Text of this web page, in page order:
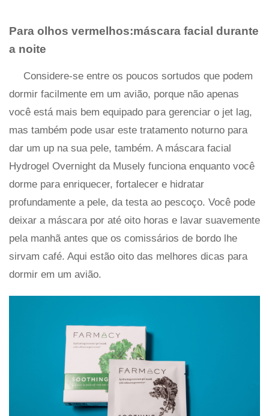
Para olhos vermelhos:máscara facial durante
a noite
Considere-se entre os poucos sortudos que podem
dormir facilmente em um avião, porque não apenas
você está mais bem equipado para gerenciar o jet lag,
mas também pode usar este tratamento noturno para
dar um up na sua pele, também. A máscara facial
Hydrogel Overnight da Musely funciona enquanto você
dorme para enriquecer, fortalecer e hidratar
profundamente a pele, da testa ao pescoço. Você pode
deixar a máscara por até oito horas e lavar suavemente
pela manhã antes que os comissários de bordo lhe
sirvam café. Aqui estão oito das melhores dicas para
dormir em um avião.